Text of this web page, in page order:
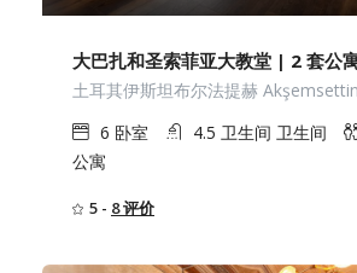
大巴扎和圣索菲亚大教堂 | 2 套公
土耳其伊斯坦布尔法提赫
6 卧室 4.5 卫生间 卫生间
公寓
5 - 8 评价